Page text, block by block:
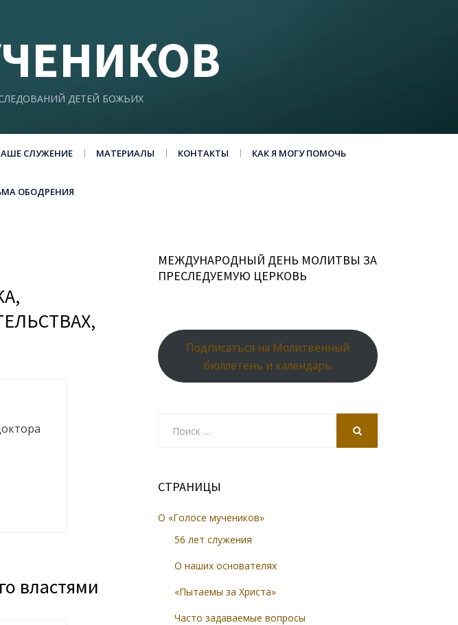
ДЕТЕЙ БОЖЬИХ
СЛУЖЕНИЕ МАТЕРИАЛЫ КОНТАКТЫ КАК Я МОГУ ПОМОЧЬ
ОБОДРЕНИЯ
властями
МЕЖДУНАРОДНЫЙ ДЕНЬ МОЛИТВЫ ЗА
ПРЕСЛЕДУЕМУЮ ЦЕРКОВЬ
Подписаться на Молитвенный
бюллетень и календарь
СТРАНИЦЫ
О «Голосе мучеников»
56 лет служения
О наших основателях
«Пытаемы за Христа»
Часто задаваемые вопросы